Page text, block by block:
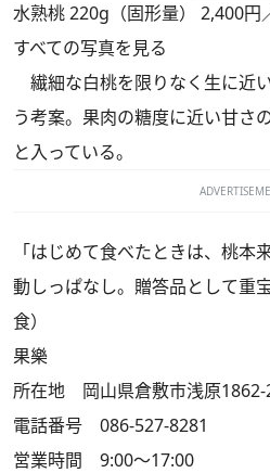
水熟桃 220g（固形量） 2,400円
すべての写真を見る
繊細な白桃を限りなく生に近
う考案。果肉の糖度に近い甘さ
と入っている。
「はじめて食べたときは、桃本
動しっぱなし。贈答品として重
食）
果樂
所在地 岡山県倉敷市浅原1862-
電話番号 086-527-8281
営業時間 9:00～17:00